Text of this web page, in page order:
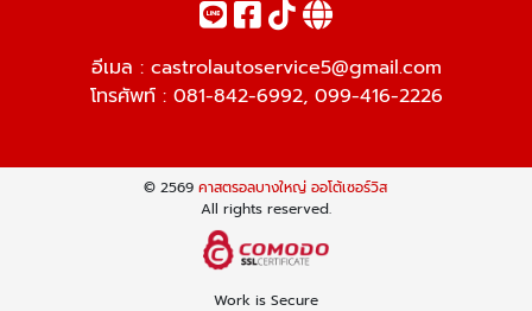
อีเมล : castrolautoservice5@gmail.com
โทรศัพท์ : 081-842-6992, 099-416-2226
© 2569คาสตรอลบางใหญ่ ออโต้เซอร์วิส
All rights reserved.
Work is Secure